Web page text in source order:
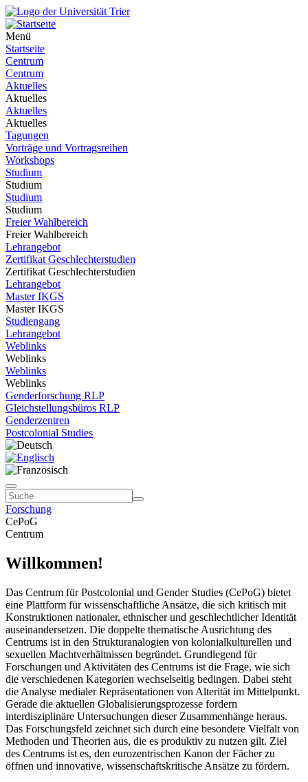
Menü
Startseite
Centrum
Centrum
Aktuelles
Aktuelles
Aktuelles
Aktuelles
Tagungen
Vorträge und Vortragsreihen
Workshops
Studium
Studium
Studium
Studium
Freier Wahlbereich
Freier Wahlbereich
Lehrangebot
Zertifikat Geschlechterstudien
Zertifikat Geschlechterstudien
Lehrangebot
Master IKGS
Master IKGS
Studiengang
Lehrangebot
Weblinks
Weblinks
Weblinks
Weblinks
Genderforschung RLP
Gleichstellungsbüros RLP
Genderzentren
Postcolonial Studies
Forschung
CePoG
Centrum
Willkommen!
Das Centrum für Postcolonial und Gender Studies (CePoG) bietet
eine Plattform für wissenschaftliche Ansätze, die sich kritisch mit
Konstruktionen nationaler, ethnischer und geschlechtlicher Identität
auseinandersetzen. Die doppelte thematische Ausrichtung des
Centrums ist in den Strukturanalogien von kolonialkulturellen und
sexuellen Machtverhältnissen begründet. Grundlegend für
Forschungen und Aktivitäten des Centrums ist die Frage, wie sich
die verschiedenen Kategorien wechselseitig bedingen. Dabei steht
die Analyse medialer Repräsentationen von Alterität im Mittelpunkt.
Gerade die aktuellen Globalisierungsprozesse fordern
interdisziplinäre Untersuchungen dieser Zusammenhänge heraus.
Das Forschungsfeld zeichnet sich durch eine besondere Vielfalt von
Methoden und Theorien aus, die es produktiv zu nutzen gilt. Ziel
des Centrums ist es, den eurozentrischen Kanon der Fächer zu
öffnen und innovative, wissenschaftskritische Ansätze zu fördern.